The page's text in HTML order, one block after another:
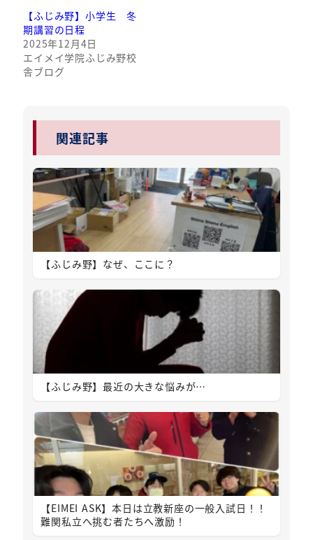
【ふじみ野】小学生 冬
期講習の日程
2025年12月4日
エイメイ学院ふじみ野校
舎ブログ
関連記事
【ふじみ野】なぜ、ここに？
【ふじみ野】最近の大きな悩みが…
【EIMEI ASK】本日は立教新座の一般入試日！！
難関私立へ挑む者たちへ激励！